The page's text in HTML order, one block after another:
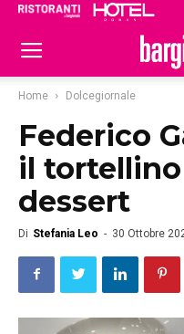
Home Dolcegiornale
Federico
il
dessert
Di Stefania Leo - 30 Ottobre